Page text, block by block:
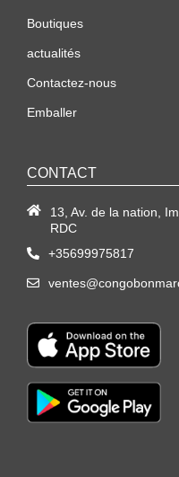
Boutiques
actualités
Contactez-nous
Emballer
CONTACT
13, Av. de la nation,
RDC
+35699975817